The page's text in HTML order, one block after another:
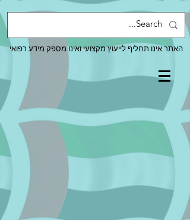
האתר אינו תחליף לייעוץ מקצועי ואינו מספק מידע רפואי